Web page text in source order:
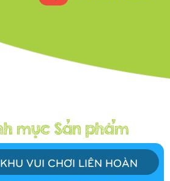
KHU VUI CHƠI LIÊN HOÀN